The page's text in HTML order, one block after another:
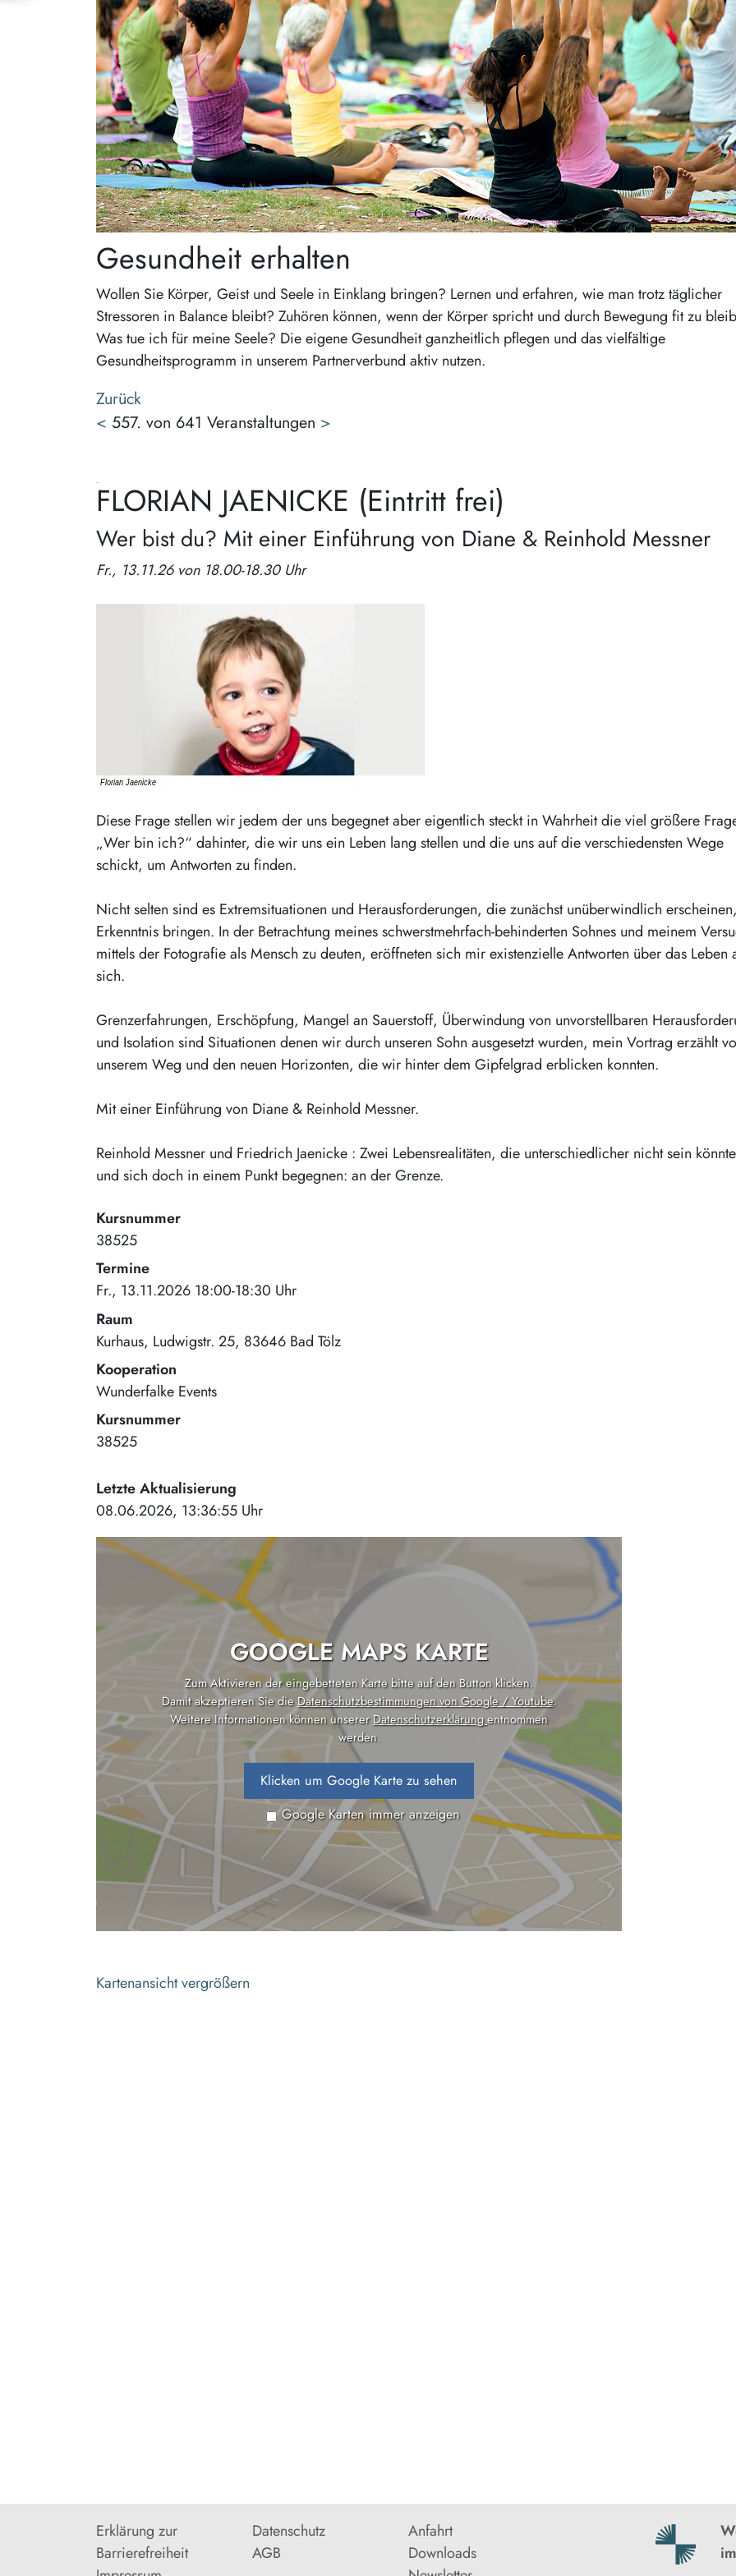
Gesundheit erhalten
Wollen Sie Körper, Geist und Seele in Einklang bringen? Lernen und erfahren, wie man trotz täglicher
Stressoren in Balance bleibt? Zuhören können, wenn der Körper spricht und durch Bewegung fit zu
Was tue ich für meine Seele? Die eigene Gesundheit ganzheitlich pflegen und das vielfältige
Gesundheitsprogramm in unserem Partnerverbund aktiv nutzen.
Zurück
< 557. von 641 Veranstaltungen >
FLORIAN JAENICKE (Eintritt frei)
Wer bist du? Mit einer Einführung von Diane & Reinhold Messner
Fr., 13.11.26 von 18.00-18.30 Uhr
Diese Frage stellen wir jedem der uns begegnet aber eigentlich steckt in Wahrheit die viel größere
„Wer bin ich?“ dahinter, die wir uns ein Leben lang stellen und die uns auf die verschiedensten Wege
schickt, um Antworten zu finden.
Nicht selten sind es Extremsituationen und Herausforderungen, die zunächst unüberwindlich
Erkenntnis bringen. In der Betrachtung meines schwerstmehrfach-behinderten Sohnes und meinem
mittels der Fotografie als Mensch zu deuten, eröffneten sich mir existenzielle Antworten über das Leben
sich.
Grenzerfahrungen, Erschöpfung, Mangel an Sauerstoff, Überwindung von unvorstellbaren
und Isolation sind Situationen denen wir durch unseren Sohn ausgesetzt wurden, mein Vortrag erzählt
unserem Weg und den neuen Horizonten, die wir hinter dem Gipfelgrad erblicken konnten.
Mit einer Einführung von Diane & Reinhold Messner.
Reinhold Messner und Friedrich Jaenicke : Zwei Lebensrealitäten, die unterschiedlicher nicht sein
und sich doch in einem Punkt begegnen: an der Grenze.
Kursnummer
38525
Termine
Fr., 13.11.2026 18:00-18:30 Uhr
Raum
Kurhaus Ludwigstr. 25 83646 Bad Tölz
Kooperation
Wunderfalke Events
Kursnummer
38525
Letzte Aktualisierung
08.06.2026, 13:36:55 Uhr
GOOGLE MAPS KARTE
Zum Aktivieren der eingebetteten Karte bitte auf den Button klicken.
Damit akzeptieren Sie dieDatenschutzbestimmungen von Google / Youtube.
Weitere Informationen können unsererDatenschutzerklärungentnommen
werden.
Klicken um Google Karte zu sehen
Google Karten immer anzeigen
Kartenansicht vergrößern
Erklärung zur
Barrierefreiheit
Datenschutz
AGB
Anfahrt
Downloads